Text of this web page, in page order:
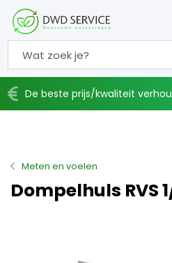
De beste prijs/kwaliteit
Meten en voelen
Dompelhuls RVS